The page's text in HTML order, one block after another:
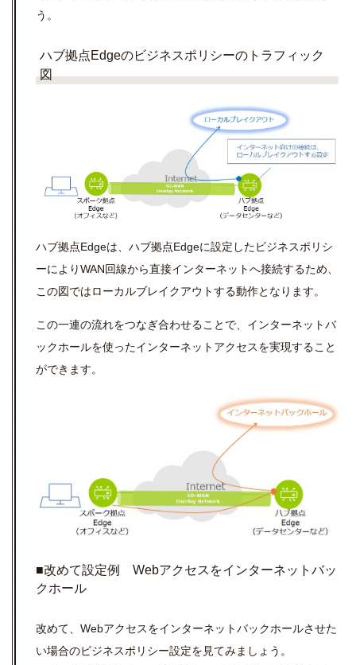
う。
ハブ拠点Edgeのビジネスポリシーのトラフィック
図
ハブ拠点Edgeは、ハブ拠点Edgeに設定したビジネスポリシ
ーによりWAN回線から直接インターネットへ接続するため、
この図ではローカルブレイクアウトする動作となります。
この一連の流れをつなぎ合わせることで、インターネットバ
ックホールを使ったインターネットアクセスを実現すること
ができます。
■改めて設定例 Webアクセスをインターネットバッ
クホール
改めて、Webアクセスをインターネットバックホールさせた
い場合のビジネスポリシー設定を見てみましょう。